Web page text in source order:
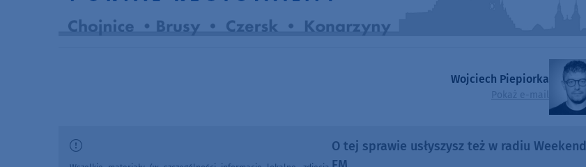
Wojciech Piepiorka
Pokaż e-mail
O tej sprawie usłyszysz też w radiu Weekend